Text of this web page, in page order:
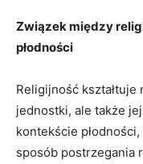
Związek między
płodności
Religijność
jednostki, ale także
kontekście
sposób postrzegania